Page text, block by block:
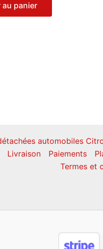
panier
automobiles
Livraison Paiements
Termes et